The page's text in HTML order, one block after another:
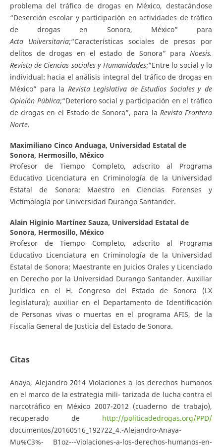
problema del tráfico de drogas en México, destacándose
“Deserción escolar y participación en actividades de tráfico
de drogas en Sonora, México” para
Acta Universitaria;“Características sociales de presos por
delitos de drogas en el estado de Sonora” paraNoesis.
Revista de Ciencias sociales y Humanidades;“Entre lo social y lo
individual: hacia el análisis integral del tráfico de drogas en
México” para la Revista Legislativa de Estudios Sociales y de
Opinión Pública;“Deterioro social y participación en el tráfico
de drogas en el Estado de Sonora”, para la Revista Frontera
Norte.
Maximiliano Cinco Anduaga, Universidad Estatal de
Sonora, Hermosillo, México
Profesor de Tiempo Completo, adscrito al Programa
Educativo Licenciatura en Criminología de la Universidad
Estatal de Sonora; Maestro en Ciencias Forenses y
Victimología por Universidad Durango Santander.
Alain Higinio Martínez Sauza, Universidad Estatal de
Sonora, Hermosillo, México
Profesor de Tiempo Completo, adscrito al Programa
Educativo Licenciatura en Criminología de la Universidad
Estatal de Sonora; Maestrante en Juicios Orales y Licenciado
en Derecho por la Universidad Durango Santander. Auxiliar
Jurídico en el H. Congreso del Estado de Sonora (LX
legislatura); auxiliar en el Departamento de Identificación
de Personas vivas o muertas en el programa AFIS, de la
Fiscalía General de Justicia del Estado de Sonora.
Citas
Anaya, Alejandro 2014 Violaciones a los derechos humanos
en el marco de la estrategia mili- tarizada de lucha contra el
narcotráfico en México 2007-2012 (cuaderno de trabajo),
recuperado de http://politicadedrogas.org/PPD/
documentos/20160516_192722_4.-Alejandro-Anaya-
Mu%C3%- B1oz---Violaciones-a-los-derechos-humanos-en-